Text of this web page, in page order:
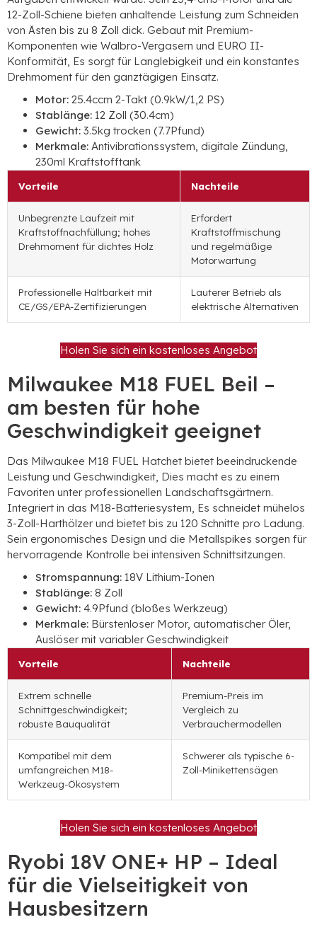
12-Zoll-Schiene bieten anhaltende Leistung zum Schneiden
von Ästen bis zu 8 Zoll dick. Gebaut mit Premium-
Komponenten wie Walbro-Vergasern und EURO II-
Konformität, Es sorgt für Langlebigkeit und ein konstantes
Drehmoment für den ganztägigen Einsatz.
Motor: 25.4ccm 2-Takt (0.9kW/1,2 PS)
Stablänge: 12 Zoll (30.4cm)
Gewicht: 3.5kg trocken (7.7Pfund)
Merkmale: Antivibrationssystem, digitale Zündung,
230ml Kraftstofftank
Vorteile Nachteile
Unbegrenzte Laufzeit mit
Kraftstoffnachfüllung; hohes
Drehmoment für dichtes Holz
Erfordert
Kraftstoffmischung
und regelmäßige
Motorwartung
Professionelle Haltbarkeit mit
CE/GS/EPA-Zertifizierungen
Lauterer Betrieb als
elektrische Alternativen
Holen Sie sich ein kostenloses Angebot
Milwaukee M18 FUEL Beil –
am besten für hohe
Geschwindigkeit geeignet
Das Milwaukee M18 FUEL Hatchet bietet beeindruckende
Leistung und Geschwindigkeit, Dies macht es zu einem
Favoriten unter professionellen Landschaftsgärtnern.
Integriert in das M18-Batteriesystem, Es schneidet mühelos
3-Zoll-Harthölzer und bietet bis zu 120 Schnitte pro Ladung.
Sein ergonomisches Design und die Metallspikes sorgen für
hervorragende Kontrolle bei intensiven Schnittsitzungen.
Stromspannung: 18V Lithium-Ionen
Stablänge: 8 Zoll
Gewicht: 4.9Pfund (bloßes Werkzeug)
Merkmale: Bürstenloser Motor, automatischer Öler,
Auslöser mit variabler Geschwindigkeit
Vorteile Nachteile
Extrem schnelle
Schnittgeschwindigkeit;
robuste Bauqualität
Premium-Preis im
Vergleich zu
Verbrauchermodellen
Kompatibel mit dem
umfangreichen M18-
Werkzeug-Ökosystem
Schwerer als typische 6-
Zoll-Minikettensägen
Holen Sie sich ein kostenloses Angebot
Ryobi 18V ONE+ HP – Ideal
für die Vielseitigkeit von
Hausbesitzern